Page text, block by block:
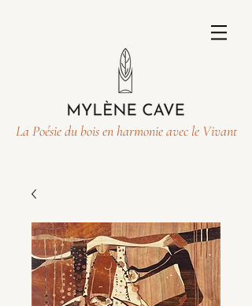
La Poésie du bois en harmonie avec le Vivant